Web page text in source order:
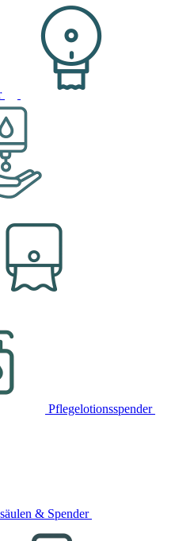
Pflegelotionsspender
& Spender